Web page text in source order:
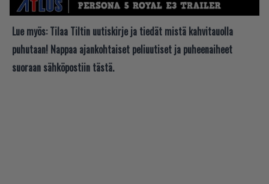
Lue myös: Tilaa Tiltin uutiskirje ja tiedät mistä kahvitauolla
puhutaan! Nappaa ajankohtaiset peliuutiset ja puheenaiheet
suoraan sähköpostiin tästä.